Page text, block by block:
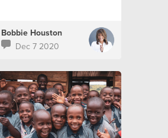
Bobbie Houston
Dec 7 2020